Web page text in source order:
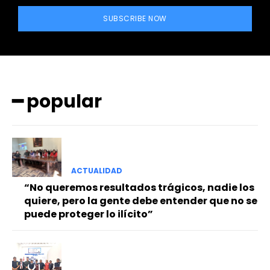
━ Planes
SUBSCRIBE NOW
━ popular
ACTUALIDAD
“No queremos resultados trágicos, nadie los
quiere, pero la gente debe entender que no se
puede proteger lo ilícito”